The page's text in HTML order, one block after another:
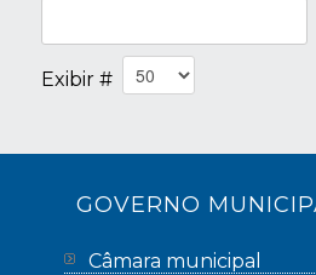
Exibir #
GOVERNO
Câmara municipal